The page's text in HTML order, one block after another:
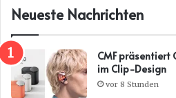
Neueste Nachrichten
CMF präsentiert
im Clip-Design
vor 8 Stunden